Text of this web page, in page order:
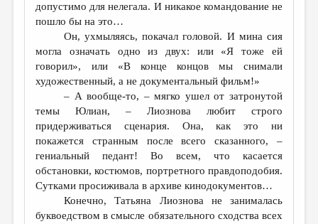
допустимо для нелегала. И никакое командование не
пошло бы на это…
Он, ухмыляясь, покачал головой. И мина сия
могла означать одно из двух: или «Я тоже ей
говорил», или «В конце концов мы снимали
художественный, а не документальный фильм!»
– А вообще-то, – мягко ушел от затронутой
темы Юлиан, – Лиознова любит строго
придерживаться сценария. Она, как это ни
покажется странным после всего сказанного, –
гениальный педант! Во всем, что касается
обстановки, костюмов, портретного правдоподобия.
Сутками просиживала в архиве кинодокументов…
Конечно, Татьяна Лиознова не занималась
буквоедством в смысле обязательного сходства всех